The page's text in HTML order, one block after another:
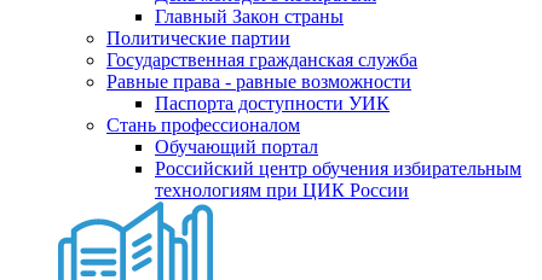
Главный Закон страны
Политические партии
Государственная гражданская служба
Равные права - равные возможности
Паспорта доступности УИК
Стань профессионалом
Обучающий портал
Российский центр обучения избирательным
технологиям при ЦИК России